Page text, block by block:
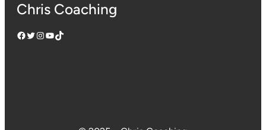
Chris Coaching
Facebook Twitter InstagramYouTube TikTok